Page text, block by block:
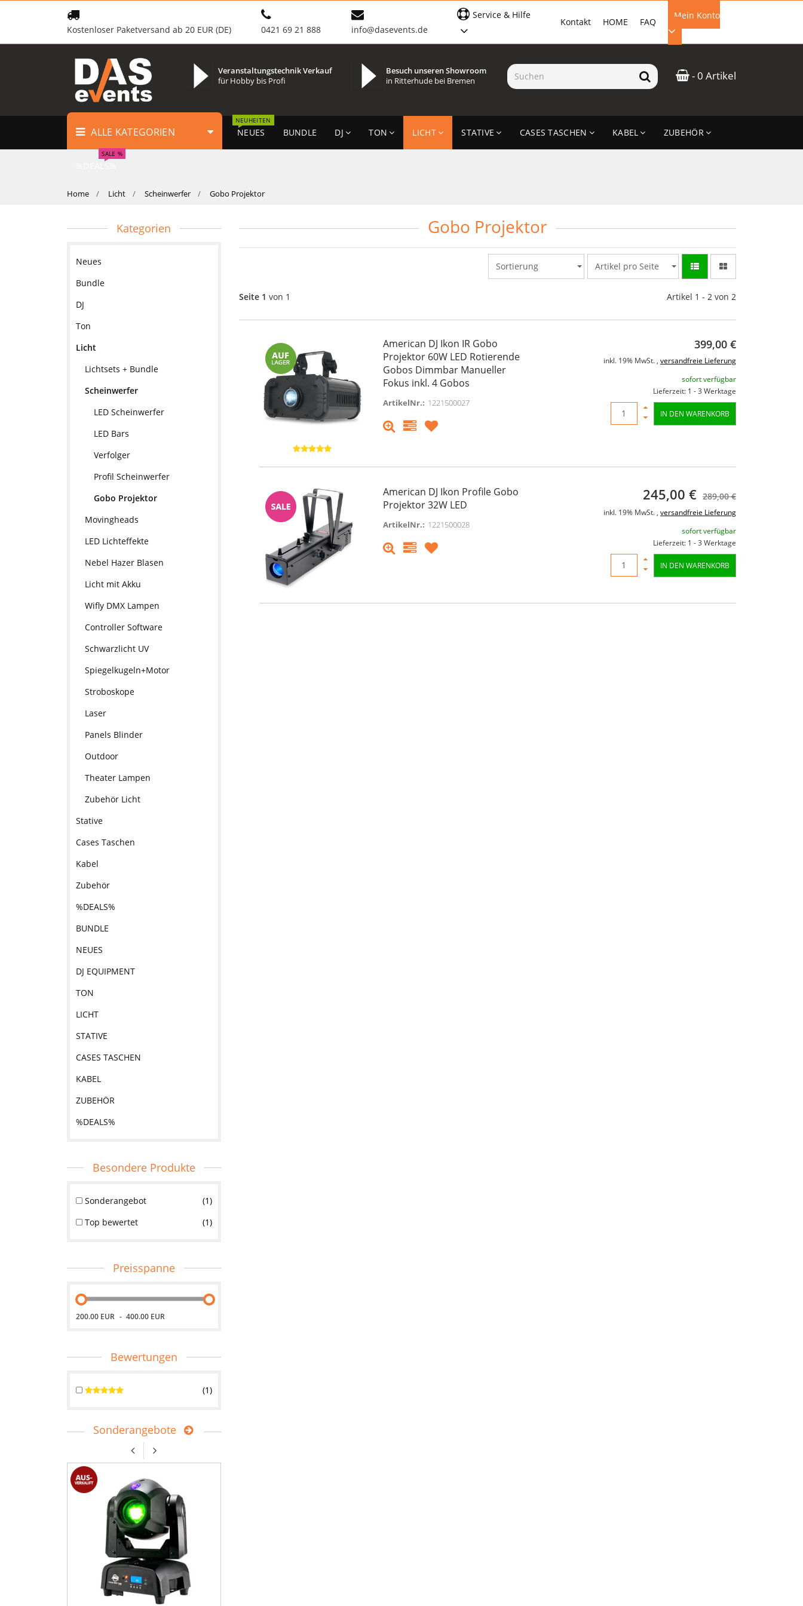
Kostenloser Paketversand ab 20 EUR (DE) 0421 69 21 888 info@dasevents.de
Mein Konto
EMAIL-ADRESSE
ANMELDEN
FAQ
HOME
Kontakt
Service & Hilfe
- 0 Artikel
Veranstaltungstechnik Verkauf
für Hobby bis Profi
Besuch unseren Showroom
in Ritterhude bei Bremen
ALLE KATEGORIEN NEUES
NEUHEITEN
BUNDLE DJ TON LICHT STATIVE CASES TASCHEN KABEL ZUBEHÖR
SALE %
Home Licht Scheinwerfer Gobo Projektor
Gobo Projektor
Seite 1 von 1 Artikel 1 - 2 von 2
American DJ Ikon IR Gobo
Projektor 60W LED Rotierende
Gobos Dimmbar Manueller
Fokus inkl. 4 Gobos
ArtikelNr.: 1221500027
399,00 €
inkl. 19% MwSt. , versandfreie Lieferung
sofort verfügbar
Lieferzeit: 1 - 3 Werktage
IN DEN WARENKORB
American DJ Ikon Profile Gobo
Projektor 32W LED
ArtikelNr.: 1221500028
245,00 € 289,00 €
inkl. 19% MwSt. , versandfreie Lieferung
sofort verfügbar
Lieferzeit: 1 - 3 Werktage
IN DEN WARENKORB
Kategorien
Neues
Bundle
DJ
Ton
Licht
Lichtsets + Bundle
Scheinwerfer
LED Scheinwerfer
LED Bars
Verfolger
Profil Scheinwerfer
Gobo Projektor
Movingheads
LED Lichteffekte
Nebel Hazer Blasen
Licht mit Akku
Wifly DMX Lampen
Controller Software
Schwarzlicht UV
Spiegelkugeln+Motor
Stroboskope
Laser
Panels Blinder
Outdoor
Theater Lampen
Zubehör Licht
Stative
Cases Taschen
Kabel
Zubehör
%DEALS%
BUNDLE
NEUES
DJ EQUIPMENT
TON
LICHT
STATIVE
CASES TASCHEN
KABEL
ZUBEHÖR
%DEALS%
Besondere Produkte
1
Sonderangebot
1
Top bewertet
Preisspanne
200.00 EUR 400.00 EUR
Bewertungen
1
Sonderangebote